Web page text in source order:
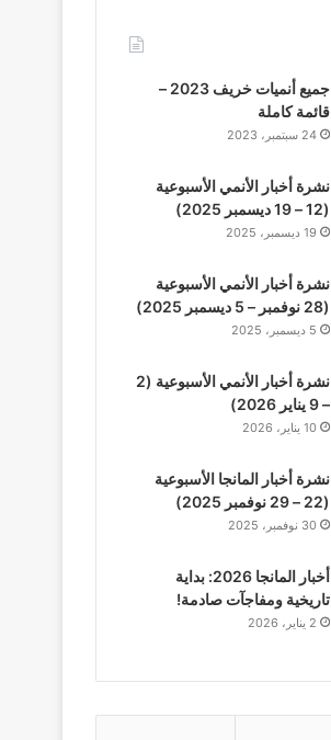
جميع أنميات خريف 2023 –
قائمة كاملة
24 سبتمبر، 2023
نشرة أخبار الأنمي الأسبوعية
(12 – 19 ديسمبر 2025)
19 ديسمبر، 2025
نشرة أخبار الأنمي الأسبوعية
(28 نوفمبر – 5 ديسمبر 2025)
5 ديسمبر، 2025
نشرة أخبار الأنمي الأسبوعية (2
– 9 يناير 2026)
10 يناير، 2026
نشرة أخبار المانجا الأسبوعية
(22 – 29 نوفمبر 2025)
30 نوفمبر، 2025
أخبار المانجا 2026: بداية
تاريخية ومفاجآت صادمة!
2 يناير، 2026